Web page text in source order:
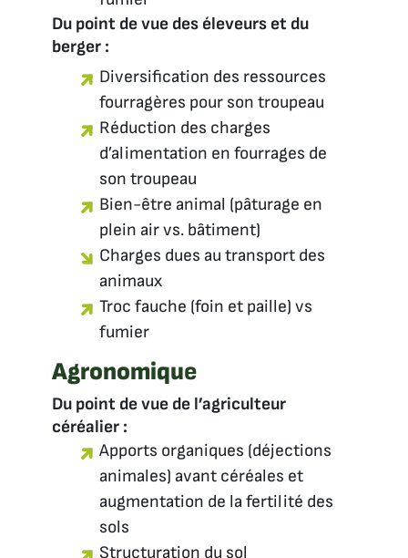
Du point de vue des éleveurs et du
berger :
Diversification des ressources
fourragères pour son troupeau
Réduction des charges
d’alimentation en fourrages de
son troupeau
Bien-être animal (pâturage en
plein air vs. bâtiment)
Charges dues au transport des
animaux
Troc fauche (foin et paille) vs
fumier
Agronomique
Du point de vue de l’agriculteur
céréalier :
Apports organiques (déjections
animales) avant céréales et
augmentation de la fertilité des
sols
Structuration du sol